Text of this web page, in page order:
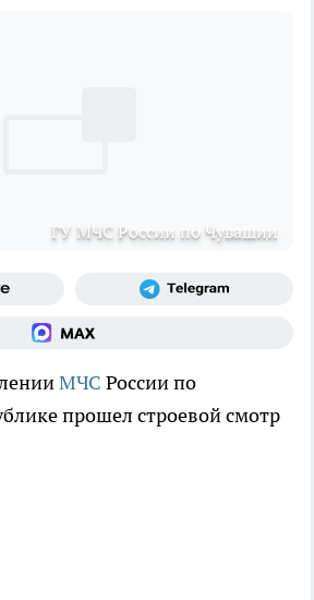
ГУ МЧС России по Чувашии
МЧС России по
прошел строевой смотр